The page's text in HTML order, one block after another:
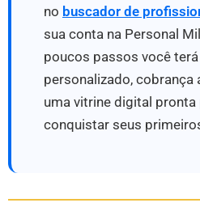
no buscador de
sua conta na Personal
poucos passos você
personalizado, cobrança
uma vitrine digital pronta
conquistar seus